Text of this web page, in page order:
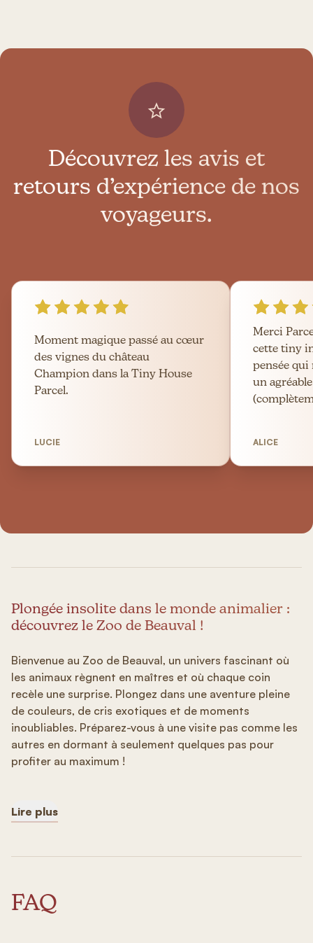
Découvrez les avis et
retours d’expérience de nos
voyageurs.
Moment magique passé au cœur
des vignes du château
Champion dans la Tiny House
Parcel.
LUCIE
Merci
cette tiny
pensée qui
un
ALICE
Plongée insolite dans le monde animalier :
découvrez le Zoo de Beauval !
Bienvenue au Zoo de Beauval, un univers fascinant où
les animaux règnent en maîtres et où chaque coin
recèle une surprise. Plongez dans une aventure pleine
de couleurs, de cris exotiques et de moments
inoubliables. Préparez-vous à une visite pas comme les
autres en dormant à seulement quelques pas pour
profiter au maximum !
Lire plus
FAQ